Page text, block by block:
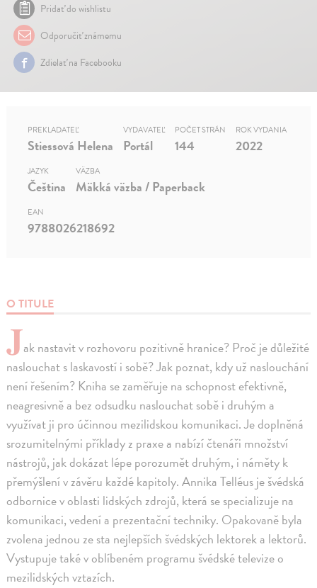
Pridať do wishlistu
Odporučiť známemu
Zdielať na Facebooku
O TITULE
Jak nastavit v rozhovoru pozitivně hranice? Proč je důležité
naslouchat s laskavostí i sobě? Jak poznat, kdy už naslouchání
není řešením? Kniha se zaměřuje na schopnost efektivně,
neagresivně a bez odsudku naslouchat sobě i druhým a
využívat ji pro účinnou mezilidskou komunikaci. Je doplněná
srozumitelnými příklady z praxe a nabízí čtenáři množství
nástrojů, jak dokázat lépe porozumět druhým, i náměty k
přemýšlení v závěru každé kapitoly. Annika Telléus je švédská
odbornice v oblasti lidských zdrojů, která se specializuje na
komunikaci, vedení a prezentační techniky. Opakovaně byla
zvolena jednou ze sta nejlepších švédských lektorek a lektorů.
Vystupuje také v oblíbeném programu švédské televize o
mezilidských vztazích.
PREKLADATEĽ
Stiessová Helena
VYDAVATEĽ
Portál
POČET STRÁN
144
ROK VYDANIA
2022
JAZYK
Čeština
VÄZBA
Mäkká väzba / Paperback
EAN
9788026218692